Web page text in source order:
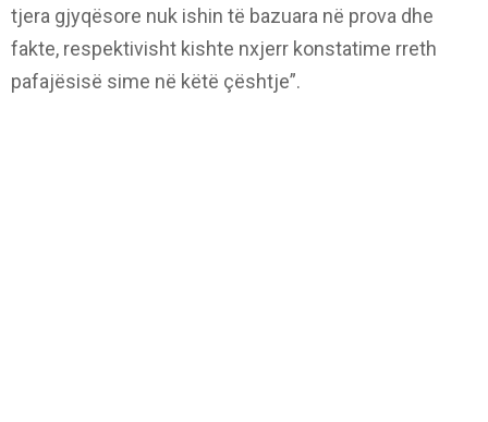
tjera gjyqësore nuk ishin të bazuara në prova dhe
fakte, respektivisht kishte nxjerr konstatime rreth
pafajësisë sime në këtë çështje”.